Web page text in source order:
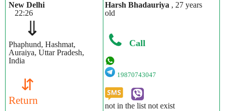
New Delhi
22:26
⇓
Phaphund, Hashmat,
Auraiya, Uttar Pradesh,
India
⇵
Return
Harsh Bhadauriya , 27 years
old
Call
19870743047
not in the list not exist